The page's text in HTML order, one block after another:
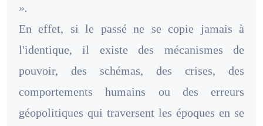
».
En effet, si le passé ne se copie jamais à
l'identique, il existe des mécanismes de
pouvoir, des schémas, des crises, des
comportements humains ou des erreurs
géopolitiques qui traversent les époques en se